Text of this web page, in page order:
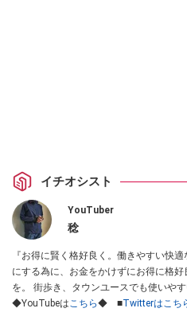
イチオシスト
YouTuber
稔
『お得に賢く格好良く。働きやすい快適な環境作り』 現
にする為に、お金をかけずにお得に格
を。 街歩き、タウンユースでも使いや
◆YouTubeはこちら◆ ■Twitterはこち